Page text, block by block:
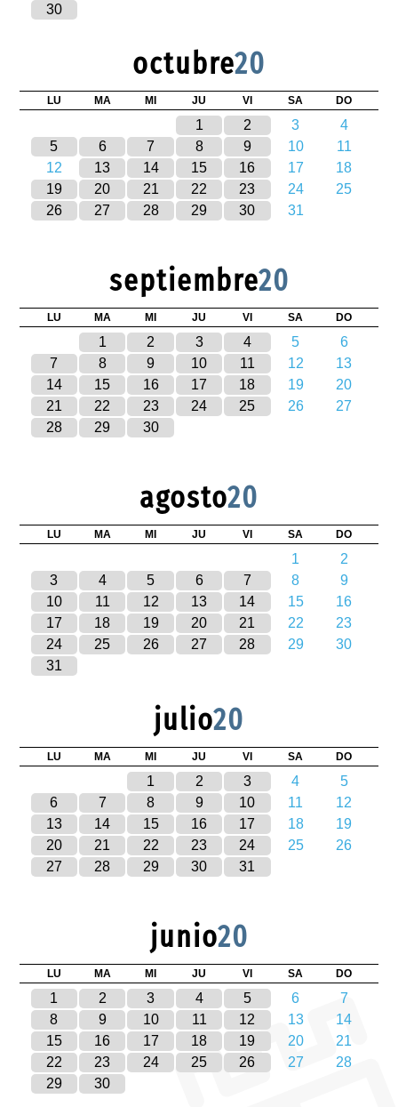
30
octubre20
LU MA MI JU VI SA DO
1 2 3
4
5
6 7 8 9 10
11
12
13 14 15 16 17
18
19
20 21 22 23 24
25
26
27 28 29 30 31
septiembre20
LU MA MI JU VI SA DO
1 2 3 4 5
6
7
8 9 10 11 12
13
14
15 16 17 18 19
20
21
22 23 24 25 26
27
28
29 30
agosto20
LU MA MI JU VI SA DO
1
2
3
4 5 6 7 8
9
10
11 12 13 14 15
16
17
18 19 20 21 22
23
24
25 26 27 28 29
30
31
julio20
LU MA MI JU VI SA DO
1 2 3 4
5
6
7 8 9 10 11
12
13
14 15 16 17 18
19
20
21 22 23 24 25
26
27
28 29 30 31
junio20
LU MA MI JU VI SA DO
1 2 3 4 5 6
7
8
9 10 11 12 13
14
15
16 17 18 19 20
21
22
23 24 25 26 27
28
29
30